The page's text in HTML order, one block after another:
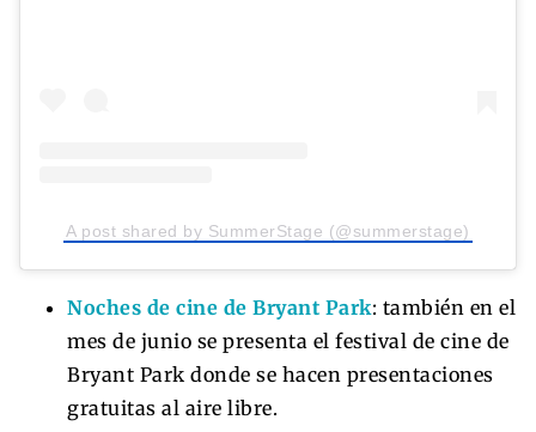
A post shared by SummerStage (@summerstage)
Noches de cine de Bryant Park: también en el
mes de junio se presenta el festival de cine de
Bryant Park donde se hacen presentaciones
gratuitas al aire libre.